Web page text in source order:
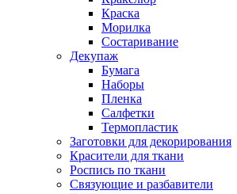
Краска
Морилка
Состаривание
Декупаж
Бумага
Наборы
Пленка
Салфетки
Термопластик
Заготовки для декорирования
Красители для ткани
Роспись по ткани
Связующие и разбавители